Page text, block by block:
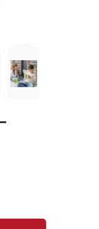
um die Anzahl zu